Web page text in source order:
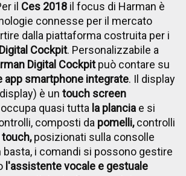
il Ces 2018 il focus di Harman è
connesse per il mercato
dalla piattaforma costruita per i
Digital Cockpit. Personalizzabile a
Digital Cockpitpuò contare su
app smartphone integrate. Il display
è untouch screen
quasi tutta la plancia e si
composti da pomelli,controlli
posizionati sulla consolle
basta, i comandi si possono gestire
l'assistente vocale e gestuale